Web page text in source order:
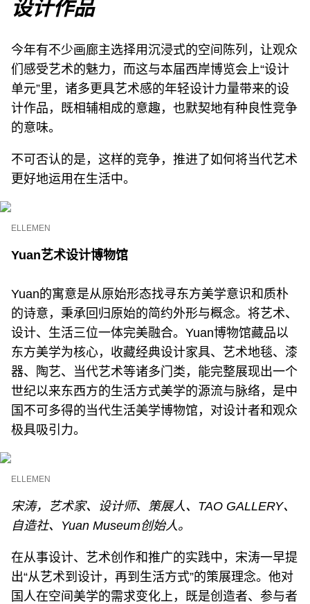
设计作品
今年有不少画廊主选择用沉浸式的空间陈列，让观众
们感受艺术的魅力，而这与本届西岸博览会上“设计
单元”里，诸多更具艺术感的年轻设计力量带来的设
计作品，既相辅相成的意趣，也默契地有种良性竞争
的意味。
不可否认的是，这样的竞争，推进了如何将当代艺术
更好地运用在生活中。
ELLEMEN
Yuan艺术设计博物馆
Yuan的寓意是从原始形态找寻东⽅美学意识和质朴
的诗意，秉承回归原始的简约外形与概念。将艺术、
设计、⽣活三位⼀体完美融合。Yuan博物馆藏品以
东⽅美学为核⼼，收藏经典设计家具、艺术地毯、漆
器、陶艺、当代艺术等诸多⻔类，能完整展现出⼀个
世纪以来东⻄⽅的⽣活⽅式美学的源流与脉络，是中
国不可多得的当代⽣活美学博物馆，对设计者和观众
极具吸引⼒。
ELLEMEN
宋涛，艺术家、设计师、策展人、TAO GALLERY、
自造社、Yuan Museum创始人。
在从事设计、艺术创作和推广的实践中，宋涛一早提
出“从艺术到设计，再到生活方式”的策展理念。他对
国人在空间美学的需求变化上，既是创造者、参与者